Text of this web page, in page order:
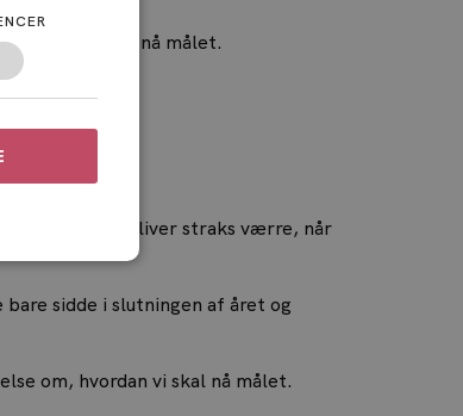
gang i for at nå målet.
mål. Det bliver straks værre, når
sidde i slutningen af året og
om, hvordan vi skal nå målet.